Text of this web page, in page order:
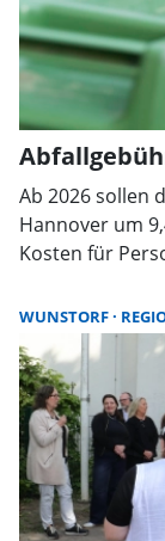
Ab 2026 sollen
Hannover um
Kosten für
Wenn alle
dann für den
WUNSTORF